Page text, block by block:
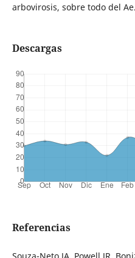
arbovirosis, sobre todo del
Descargas
Referencias
Souza-Neto JA, Powell JR,